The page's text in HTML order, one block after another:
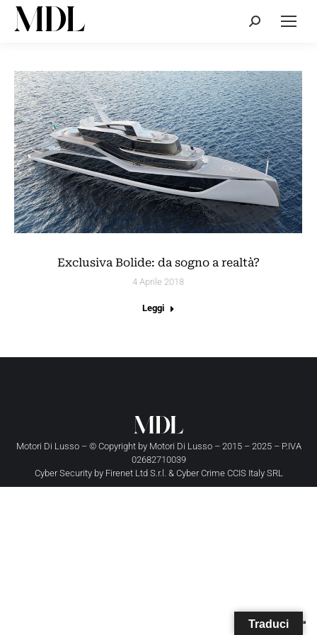
Cerca:
Exclusiva Bolide: da sogno a realtà?
4 Aprile 2018
Leggi
Motori Di Lusso – © Copyright by Motori Di Lusso– 2015 – 2025 – P.IVA
02682710039
Cyber Security by Firenet Ltd S.r.l. & Cyber Crime CCIS Italy SRL
Traduci